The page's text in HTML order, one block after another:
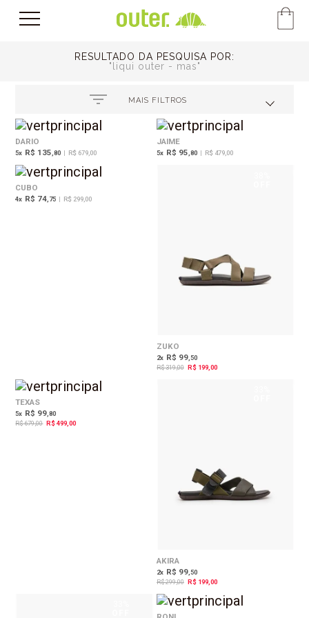
RESULTADO DA PESQUISA POR:
liqui outer - mas
MAIS FILTROS
DARIO
5x R$ 135 ,80 | R$ 679,00
JAIME
5x R$ 95 ,80 | R$ 479,00
CUBO
4x R$ 74 ,75 | R$ 299,00
ZUKO
2x R$ 99,50
R$ 319,00 R$ 199,00
TEXAS
5x R$ 99 ,80
R$ 679,00 R$ 499,00
AKIRA
2x R$ 99,50
R$ 299,00 R$ 199,00